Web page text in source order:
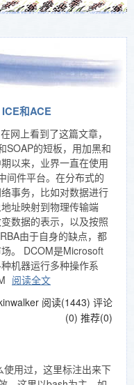
ICE和ACE
网上看到了这篇文章，
SOAP的短板，用加黑和
以来，业界一直在使用
间件平台。在分布式的
事务，比如对数据进行
址映射到物理传输端
数据的表示，以及按照
由于自身的缺点，都
。 DCOM是Microsoft
机器运行多种操作系
阅读全文
阅读(1443) 评论
(0) 推荐(0)
用过，这里标注出来下